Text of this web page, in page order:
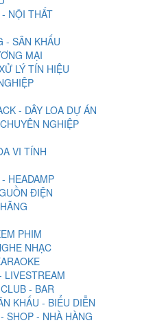
NỘI THẤT
- SÂN KHẤU
MẠI
LÝ TÍN HIỆU
- DÂY LOA DỰ ÁN
NGHIỆP
VI TÍNH
HEADAMP
ĐIỆN
PHIM
NHẠC
LIVESTREAM
- BAR
KHẤU - BIỂU DIỄN
SHOP - NHÀ HÀNG